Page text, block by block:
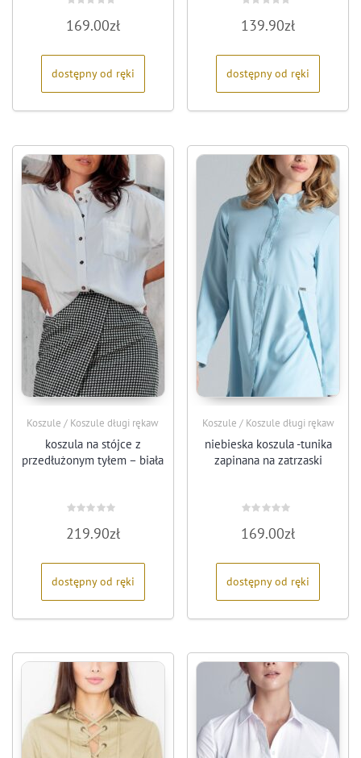
0
na
169.00zł
dostępny od ręki
0
na
139.90zł
dostępny od ręki
Koszule / Koszule długi rękaw
koszula na stójce z
przedłużonym tyłem – biała
0
na
219.90zł
dostępny od ręki
Koszule / Koszule długi rękaw
niebieska koszula -tunika
zapinana na zatrzaski
0
na
169.00zł
dostępny od ręki